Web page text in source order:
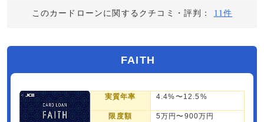
このカードローンに関するクチコミ・評判： 11件
FAITH
実質年率 4.4%〜12.5%
限度額 5万円〜900万円